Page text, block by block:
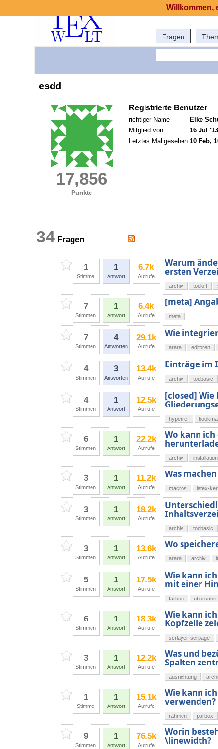
Fragen
esdd
17,856
Punkte
Registrierte Benutzer
richtiger Name
Elke
Mitglied von
16 Jul
Letztes Mal gesehen 10 Feb,
34 Fragen
1
Stimme
1
Antwort
6.7k
Aufrufe
Warum
ersten
archiv tocloft
7
Stimmen
1
Antwort
6.4k
Aufrufe
[meta]
meta
7
Stimmen
4
Antworten
29.1k
Aufrufe
Wie
arara editoren
4
Stimmen
3
Antworten
13.4k
Aufrufe
Einträge im
archiv tocbasic
4
Stimmen
1
Antwort
12.5k
Aufrufe
[closed]
hyperref
6
Stimmen
1
Antwort
22.2k
Aufrufe
Wo kann ich
archiv installation
3
Stimmen
1
Antwort
11.2k
Aufrufe
Was
macros latex-
3
Stimmen
1
Antwort
18.2k
Aufrufe
archiv tocbasic
3
Stimmen
1
Antwort
13.6k
Aufrufe
Wo
arara archiv
5
Stimmen
1
Antwort
17.5k
Aufrufe
Wie kann
mit einer
farben
6
Stimmen
1
Antwort
18.3k
Aufrufe
Wie kann
Kopfzeile
scrlayer-scrpage
3
Stimmen
1
Antwort
12.2k
Aufrufe
Was und
Spalten
ausrichtung
1
Stimme
1
Antwort
15.1k
Aufrufe
Wie kann
verwenden?
rahmen parbox
9
Stimmen
1
Antwort
76.5k
Aufrufe
Worin
\linewidth?
Willkommen,